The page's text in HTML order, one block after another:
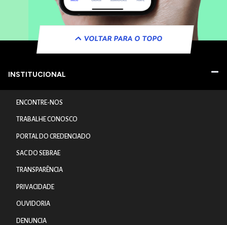
VOLTAR PARA O TOPO
INSTITUCIONAL
ENCONTRE-NOS
TRABALHE CONOSCO
PORTAL DO CREDENCIADO
SAC DO SEBRAE
TRANSPARÊNCIA
PRIVACIDADE
OUVIDORIA
DENUNCIA